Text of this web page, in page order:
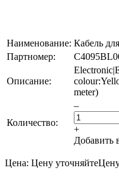
Наименование: Кабель
Партномер:
Описание:
meter)
Количество:
–
+
Добавить
Цена: Цену уточняйте